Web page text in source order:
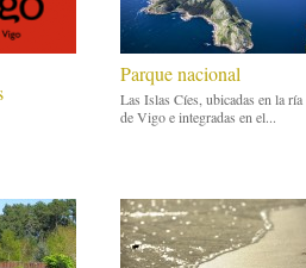
Parque nacional
Las Islas Cíes, ubicadas en la ría
de Vigo e integradas en el...